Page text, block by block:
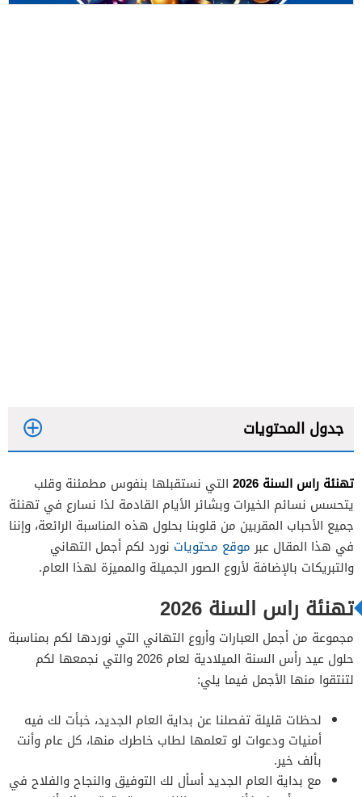
جدول المحتويات
تهنئة راس السنة 2026
التي نستقبلها بنفوس مطمئنة وقلب
يتحسس نسائم الخيرات وبشائر الأيام القادمة لذا نسارع في تهنئة
جميع الأحباب المقربين من قلوبنا بحلول هذه المناسبة الرائعة، وإننا
في هذا المقال عبرموقع محتويات نورد لكم أجمل التهاني
والتبريكات بالإضافة لأروع الصور الجميلة والمميزة لهذا العام.
تهنئة راس السنة 2026
مجموعة من أجمل العبارات وأروع التهاني التي نوردها لكم بمناسبة
حلول عيد رأس السنة الميلادية لعام 2026 والتي نجمعها لكم
لتنتقوا منها الأجمل فيما يلي:
لحظات قليلة تفصلنا عن بداية العام الجديد، خبأت لك فيه
أمنيات ودعوات لو تعلمها لطاب خاطرك منها، كل عام وأنت
بألف خير.
مع بداية العام الجديد أسأل لك التوفيق والنجاح والفلاح في